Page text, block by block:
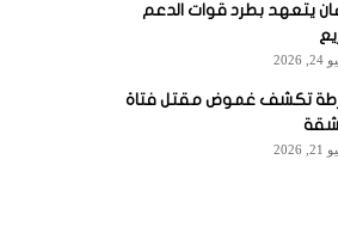
يتعهد بطرد قوات الدعم
2026
تكشف غموض مقتل فتاة
2026